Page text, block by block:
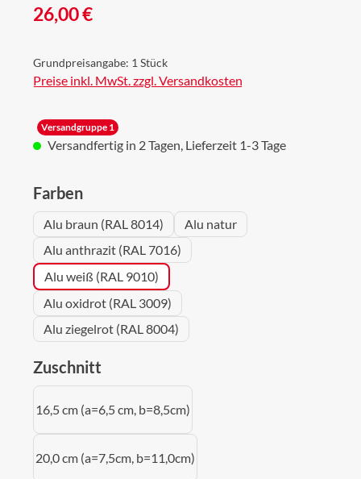
Regulärer Preis:
26,00 €
Grundpreisangabe: 1 Stück
Preise inkl. MwSt. zzgl. Versandkosten
Versandgruppe 1
Versandfertig in 2 Tagen, Lieferzeit 1-3 Tage
Farbenauswählen
Alu braun (RAL 8014)
Alu natur
Alu anthrazit (RAL 7016)
Alu weiß (RAL 9010)
Alu oxidrot (RAL 3009)
Alu ziegelrot (RAL 8004)
Zuschnitt
16,5 cm (a=6,5 cm, b=8,5cm)
20,0 cm (a=7,5cm, b=11,0cm)